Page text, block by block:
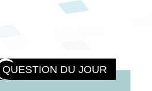
QUESTION DU JOUR